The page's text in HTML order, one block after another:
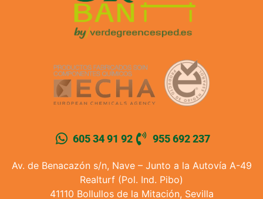
605 34 91 92 955 692 237
Av. de Benacazón s/n, Nave – Junto a la Autovía A-49
Realturf (Pol. Ind. Pibo)
41110 Bollullos de la Mitación, Sevilla